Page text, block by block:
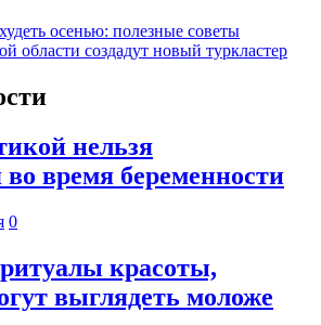
осенью: полезные советы
области создадут новый туркластер
нельзя
во время беременности
0
красоты,
выглядеть моложе